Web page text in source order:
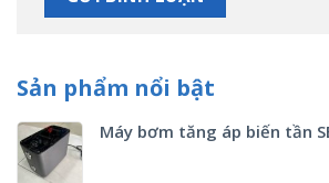
Sản phẩm nổi bật
Máy bơm tăng áp biến tần